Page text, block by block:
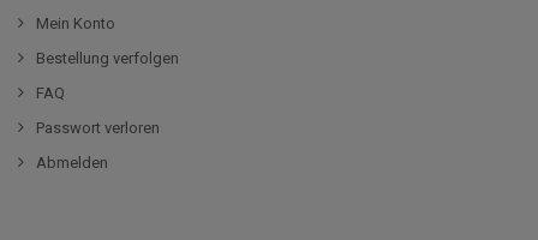
Mein Konto
Bestellung verfolgen
FAQ
Passwort verloren
Abmelden